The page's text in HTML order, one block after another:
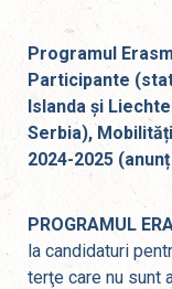
Programul
Participante
Islanda și
Serbia),
2024-2025
PROGRAMUL
la candidaturi
terţe care nu sunt